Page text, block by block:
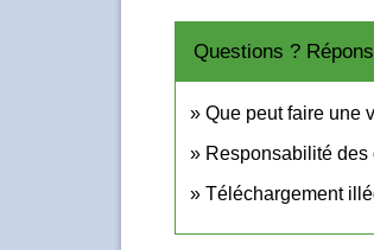
Questions ?
Que peut faire une
Responsabilité
Téléchargement